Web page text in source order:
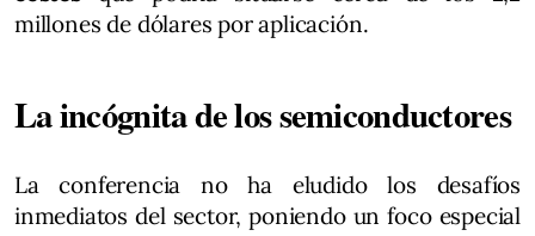
millones de dólares por aplicación.
La incógnita de los semiconductores
La conferencia no ha eludido los desafíos
inmediatos del sector, poniendo un foco especial